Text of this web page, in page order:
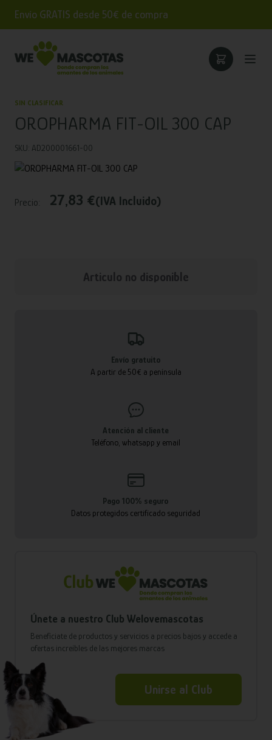
Envío GRATIS desde 50€ de compra
SIN CLASIFICAR
OROPHARMA FIT-OIL 300 CAP
SKU: AD200001661-00
Precio: 27,83 €(IVA Incluido)
Articulo no disponible
Envío gratuito
A partir de 50€ a península
Atención al cliente
Teléfono, whatsapp y email
Pago 100% seguro
Datos protegidos certificado seguridad
Únete a nuestro Club Welovemascotas
Benefíciate de productos y servicios a precios bajos y accede a
ofertas increíbles de las mejores marcas
Unirse al Club